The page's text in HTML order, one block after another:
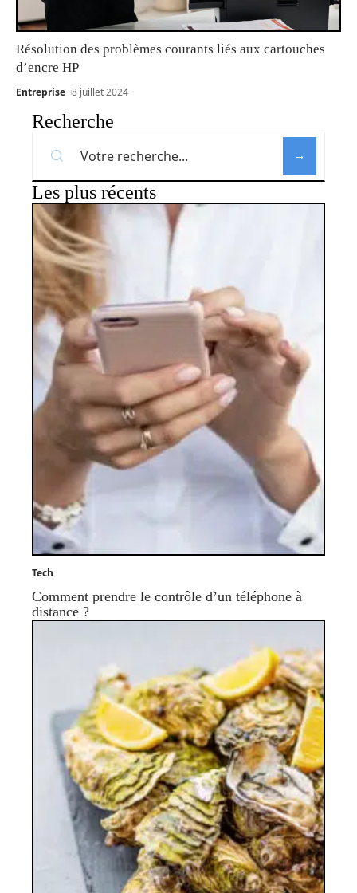
Résolution des problèmes courants liés aux cartouches
d’encre HP
Entreprise 8 juillet 2024
Recherche
Les plus récents
Tech
Comment prendre le contrôle d’un téléphone à
distance ?